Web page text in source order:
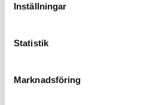
Inställningar
Statistik
Marknadsföring
Hår Styling